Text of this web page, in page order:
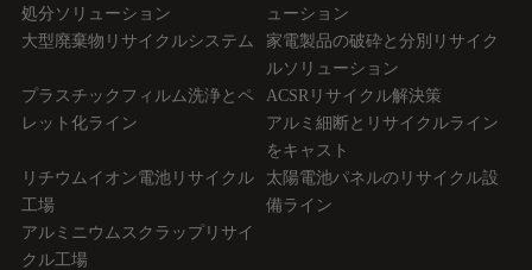
処分ソリューション
ューション
大型廃棄物リサイクルシステム
家電製品の破砕と分別リサイク
ルソリューション
プラスチックフィルム洗浄とペ
レット化ライン
ACSRリサイクル解決策
アルミ細断とリサイクルライン
をキャスト
リチウムイオン電池リサイクル
工場
太陽電池パネルのリサイクル設
備ライン
アルミニウムスクラップリサイ
クル工場